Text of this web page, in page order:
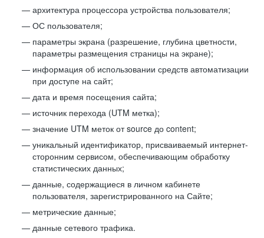
архитектура процессора устройства пользователя;
ОС пользователя;
параметры экрана (разрешение, глубина цветности,
параметры размещения страницы на экране);
информация об использовании средств автоматизации
при доступе на сайт;
дата и время посещения сайта;
источник перехода (UTM метка);
значение UTM меток от source до content;
уникальный идентификатор, присваиваемый интернет-
сторонним сервисом, обеспечивающим обработку
статистических данных;
данные, содержащиеся в личном кабинете
пользователя, зарегистрированного на Сайте;
метрические данные;
данные сетевого трафика.